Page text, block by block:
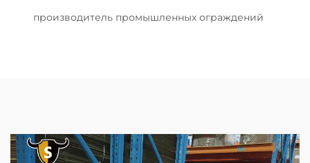
производитель промышленных ограждений